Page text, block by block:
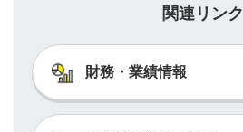
関連リンク
財務・業績情報